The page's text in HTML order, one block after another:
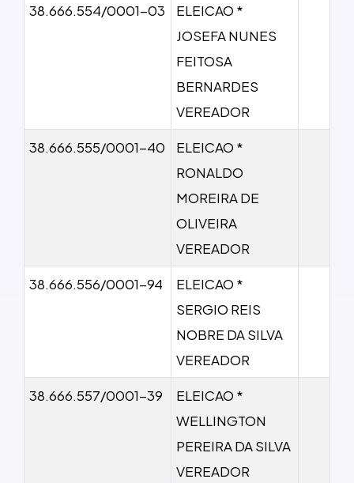
38.666.554/0001-03
ELEICAO *
JOSEFA NUNES
FEITOSA
BERNARDES
VEREADOR
38.666.555/0001-40
ELEICAO *
RONALDO
MOREIRA DE
OLIVEIRA
VEREADOR
38.666.556/0001-94
ELEICAO *
SERGIO REIS
NOBRE DA SILVA
VEREADOR
38.666.557/0001-39
ELEICAO *
WELLINGTON
PEREIRA DA SILVA
VEREADOR